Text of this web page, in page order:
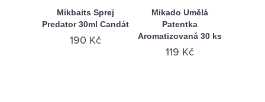
Mikbaits Sprej
Predator 30ml Candát
190 Kč
Mikado Umělá
Patentka
Aromatizovaná 30 ks
119 Kč